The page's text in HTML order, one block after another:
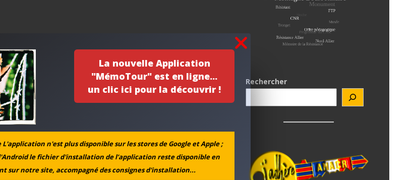
La nouvelle Application
"MémoTour" est en ligne...
un clic ici pour la découvrir !
n'est plus disponible sur les stores de Google et Apple ;
le fichier d'installation de l’application reste disponible en
sur notre site, accompagné des consignes d'installation...
Rechercher